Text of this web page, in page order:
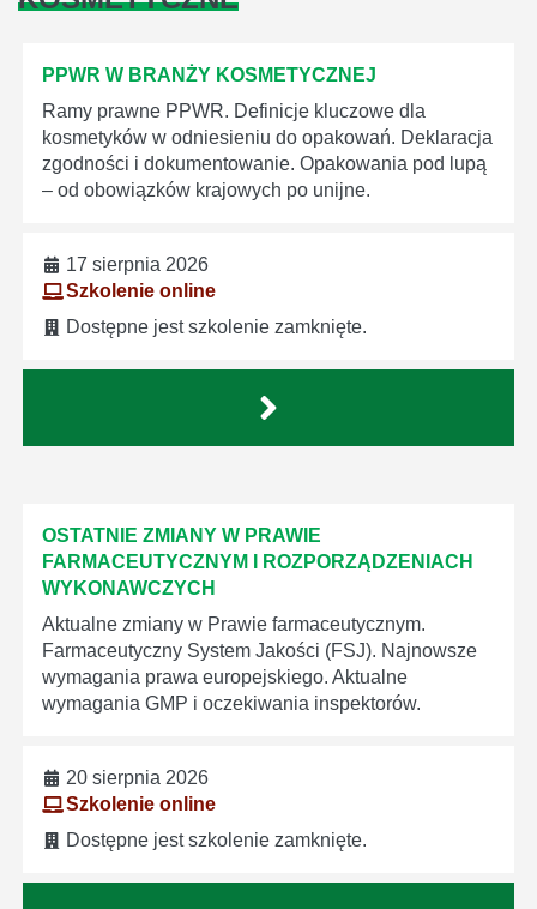
PPWR W BRANŻY KOSMETYCZNEJ
Ramy prawne PPWR. Definicje kluczowe dla
kosmetyków w odniesieniu do opakowań. Deklaracja
zgodności i dokumentowanie. Opakowania pod lupą
– od obowiązków krajowych po unijne.
17 sierpnia 2026
Szkolenie online
Dostępne jest szkolenie zamknięte.
OSTATNIE ZMIANY W PRAWIE
FARMACEUTYCZNYM I ROZPORZĄDZENIACH
WYKONAWCZYCH
Aktualne zmiany w Prawie farmaceutycznym.
Farmaceutyczny System Jakości (FSJ). Najnowsze
wymagania prawa europejskiego. Aktualne
wymagania GMP i oczekiwania inspektorów.
20 sierpnia 2026
Szkolenie online
Dostępne jest szkolenie zamknięte.